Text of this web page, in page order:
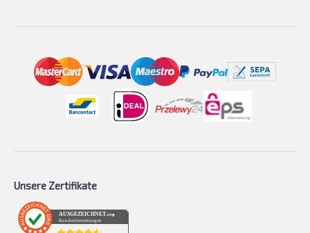
Unsere Zertifikate
AUSGEZEICHNET .org
Kundenbewertungen